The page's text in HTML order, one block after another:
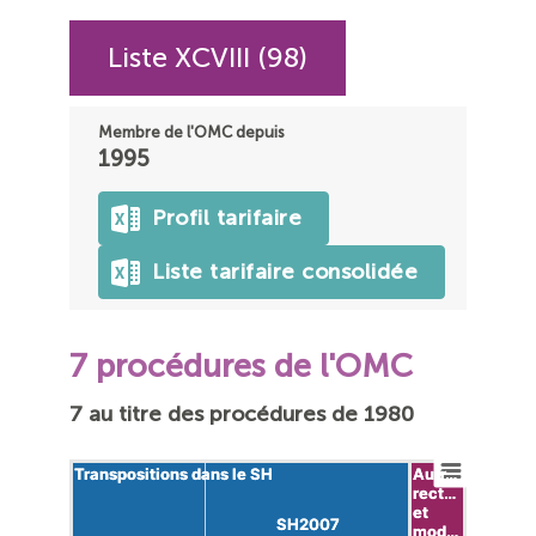
Liste XCVIII (98)
Membre de l'OMC depuis
1995
Profil tarifaire
Liste tarifaire consolidée
7 procédures de l'OMC
7 au titre des procédures de 1980
Transpositions dans le SH
Transpositions dans le SH
SH2007
SH2007
Autr…
rect…
et
mod…
Autr…
rect…
et
mod…